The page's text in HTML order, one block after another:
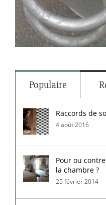
Populaire
Raccords de
4 août 2016
Pour ou
la chambre ?
25 février 2014